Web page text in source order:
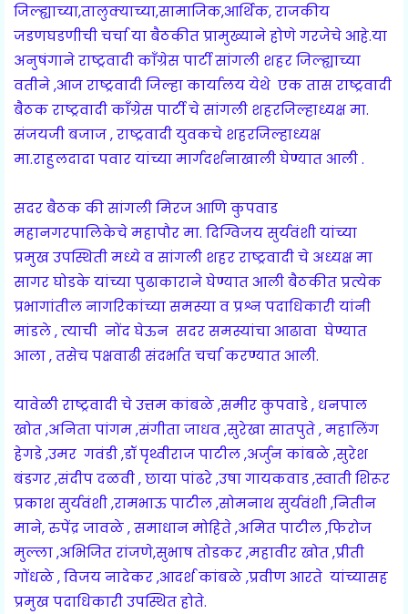
जिल्ह्याच्या,तालुक्याच्या,सामाजिक,आर्थिक, राजकीय
जडणघडणीची चर्चा या बैठकीत प्रामुख्याने होणे गरजेचे आहे.या
अनुषंगाने राष्ट्रवादी काँग्रेस पार्टी सांगली शहर जिल्ह्याच्या
वतीने ,आज राष्ट्रवादी जिल्हा कार्यालय येथे एक तास राष्ट्रवादी
बैठक राष्ट्रवादी काँग्रेस पार्टी चे सांगली शहरजिल्हाध्यक्ष मा.
संजयजी बजाज , राष्ट्रवादी युवकचे शहरजिल्हाध्यक्ष
मा.राहुलदादा पवार यांच्या मार्गदर्शनाखाली घेण्यात आली .
सदर बैठक की सांगली मिरज आणि कुपवाड
महानगरपालिकेचे महापौर मा. दिग्विजय सुर्यवंशी यांच्या
प्रमुख उपस्थिती मध्ये व सांगली शहर राष्ट्रवादी चे अध्यक्ष मा
सागर घोडके यांच्या पुढाकाराने घेण्यात आली बैठकीत प्रत्येक
प्रभागांतील नागरिकांच्या समस्या व प्रश्न पदाधिकारी यांनी
मांडले , त्याची नोंद घेऊन सदर समस्यांचा आढावा घेण्यात
आला , तसेच पक्षवाढी संदर्भात चर्चा करण्यात आली.
यावेळी राष्ट्रवादी चे उत्तम कांबळे ,समीर कुपवाडे , धनपाल
खोत ,अनिता पांगम ,संगीता जाधव ,सुरेखा सातपुते , महालिंग
हेगडे ,उमर गवंडी ,डॉ पृथ्वीराज पाटील ,अर्जुन कांबळे ,सुरेश
बंडगर ,संदीप दळवी , छाया पांढरे ,उषा गायकवाड ,स्वाती शिरूर
प्रकाश सुर्यवंशी ,रामभाऊ पाटील ,सोमनाथ सुर्यवंशी ,नितीन
माने, रुपेंद्र जावळे , समाधान मोहिते ,अमित पाटील ,फिरोज
मुल्ला ,अभिजित रांजणे,सुभाष तोडकर ,महावीर खोत ,प्रीती
गोंधळे , विजय नादेकर ,आदर्श कांबळे ,प्रवीण आरते यांच्यासह
प्रमुख पदाधिकारी उपस्थित होते.